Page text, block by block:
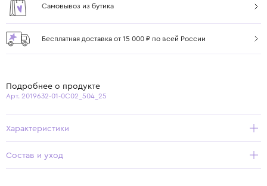
Самовывоз из бутика
Бесплатная доставка от 15 000 ₽ по всей России
Подробнее о продукте
Арт. 2019632-01-0C02_504_25
Характеристики
Состав и уход